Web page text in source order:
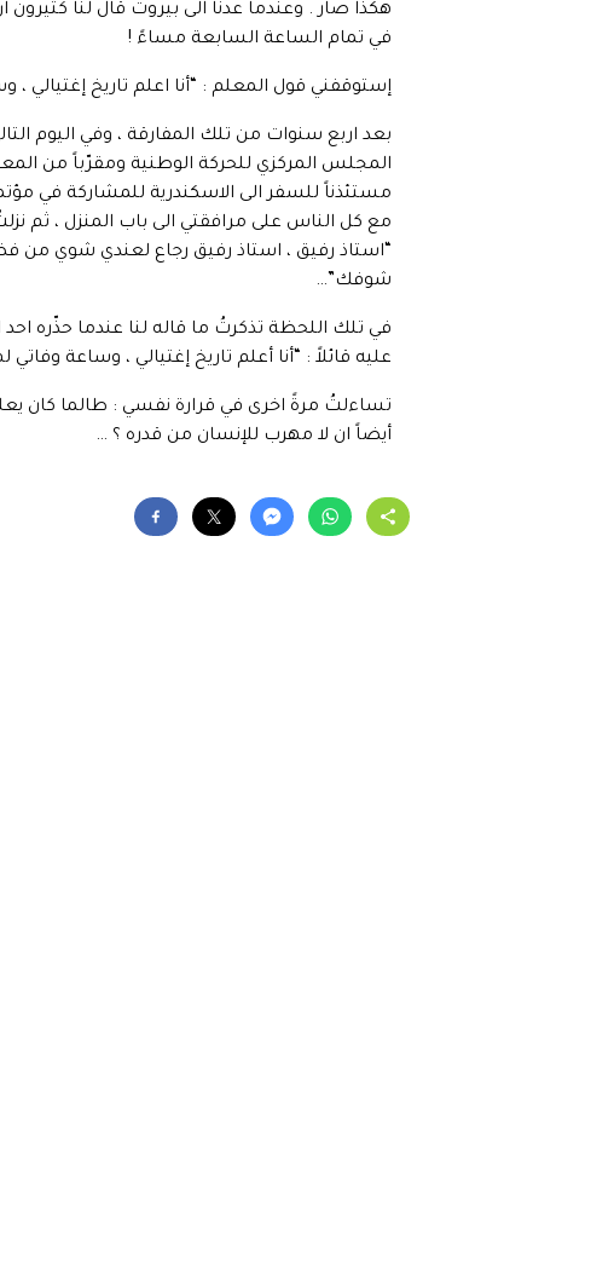
هكذا صار . وعندما عدنا الى بيروت قال لنا
في تمام الساعة السابعة مساءً !
إستوقفني قول المعلم : “أنا اعلم تاريخ إغتيالي
بعد اربع سنوات من تلك المفارقة ، وفي اليوم
المجلس المركزي للحركة الوطنية ومقرّباً من
مستئذناً للسفر الى الاسكندرية للمشاركة في
مع كل الناس على مرافقتي الى باب المنزل ، ثم
“استاذ رفيق ، استاذ رفيق رجاع لعندي شوي من
شوفك”…
في تلك اللحظة تذكرتُ ما قاله لنا عندما حذّره احد
عليه قائلاً : “أنا أعلم تاريخ إغتيالي ، وساعة وفاتي
تساءلتُ مرةً اخرى في قرارة نفسي : طالما كان
أيضاً ان لا مهرب للإنسان من قدره ؟ …